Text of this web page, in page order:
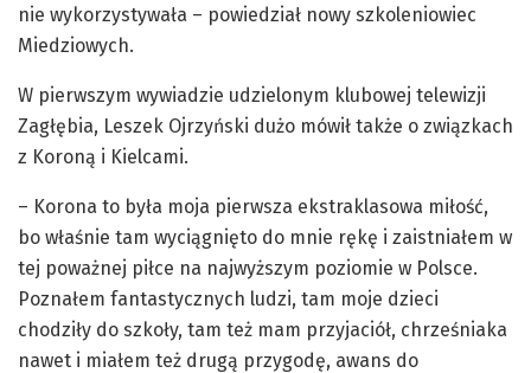
nie wykorzystywała – powiedział nowy szkoleniowiec
Miedziowych.
W pierwszym wywiadzie udzielonym klubowej telewizji
Zagłębia, Leszek Ojrzyński dużo mówił także o związkach
z Koroną i Kielcami.
– Korona to była moja pierwsza ekstraklasowa miłość,
bo właśnie tam wyciągnięto do mnie rękę i zaistniałem w
tej poważnej piłce na najwyższym poziomie w Polsce.
Poznałem fantastycznych ludzi, tam moje dzieci
chodziły do szkoły, tam też mam przyjaciół, chrześniaka
nawet i miałem też drugą przygodę, awans do